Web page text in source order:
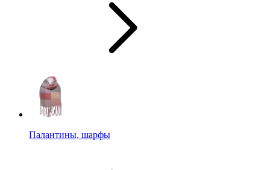
Палантины, шарфы